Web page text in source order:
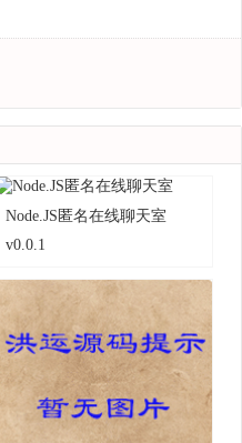
Node.JS匿名在线聊天室
v0.0.1